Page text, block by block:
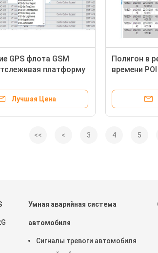
GPS флота GSM
платформу
Лучшая Цена
Полигон в
времени
корабля
<< < 3 4 5
Умная аварийная система
автомобиля
Сигналы тревоги автомобиля